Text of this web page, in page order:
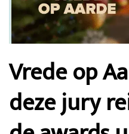
Vrede op
deze jury